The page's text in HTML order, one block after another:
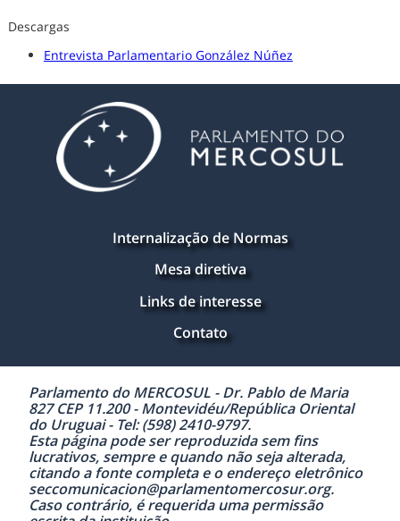
Descargas
Entrevista Parlamentario González Núñez
Internalização de Normas
Mesa diretiva
Links de interesse
Contato
Parlamento do MERCOSUL - Dr. Pablo de Maria
827 CEP 11.200 - Montevidéu/República Oriental
do Uruguai - Tel: (598) 2410-9797.
Esta página pode ser reproduzida sem fins
lucrativos, sempre e quando não seja alterada,
citando a fonte completa e o endereço eletrônico
seccomunicacion@parlamentomercosur.org.
Caso contrário, é requerida uma permissão